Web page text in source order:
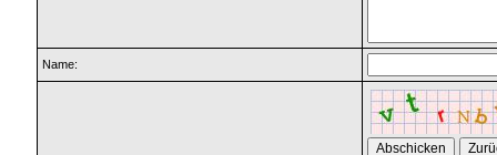
Name: